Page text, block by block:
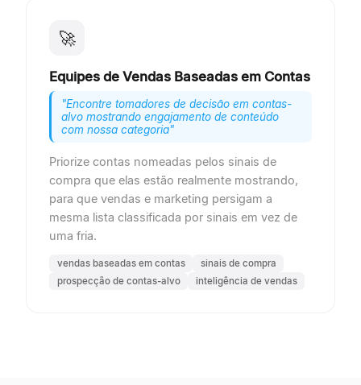
🚀
Equipes de Vendas Baseadas em Contas
"Encontre tomadores de decisão em contas-
alvo mostrando engajamento de conteúdo
com nossa categoria"
Priorize contas nomeadas pelos sinais de
compra que elas estão realmente mostrando,
para que vendas e marketing persigam a
mesma lista classificada por sinais em vez de
uma fria.
vendas baseadas em contas
sinais de compra
prospecção de contas-alvo
inteligência de vendas